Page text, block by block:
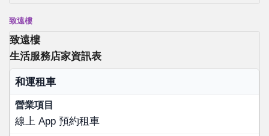
致遠樓
致遠樓
生活服務店家資訊表
店家名稱
營業項目
營業時間
和運租車
線上 App 預約租車